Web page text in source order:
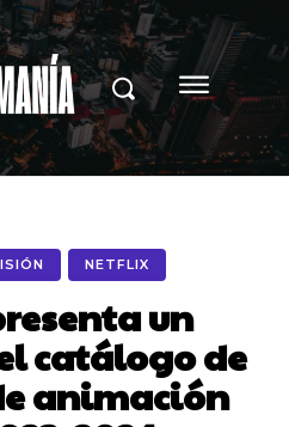
NETFLIX
un
catálogo de
animación